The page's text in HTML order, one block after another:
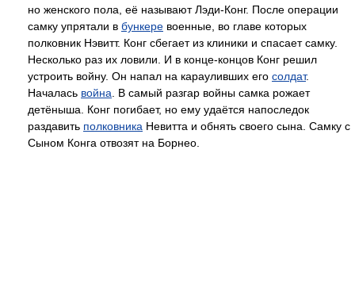
но женского пола, её называют Лэди-Конг. После операции
самку упрятали в бункере военные, во главе которых
полковник Нэвитт. Конг сбегает из клиники и спасает самку.
Несколько раз их ловили. И в конце-концов Конг решил
устроить войну. Он напал на карауливших его солдат.
Началась война . В самый разгар войны самка рожает
детёныша. Конг погибает, но ему удаётся напоследок
раздавить полковника Невитта и обнять своего сына. Самку с
Сыном Конга отвозят на Борнео.